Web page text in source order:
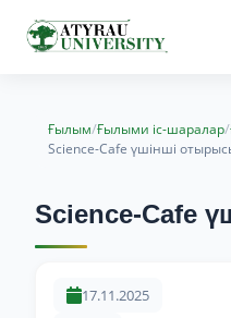
Ғылым/Ғылыми іс-шаралар/
Science-Cafe үшінші
Science-Cafe
17.11.2025